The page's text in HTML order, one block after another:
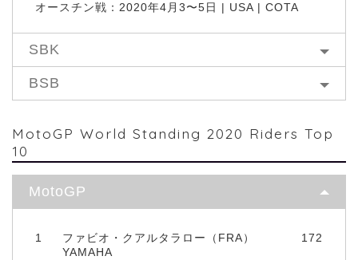
オースチン戦：2020年4月3〜5日 | USA | COTA
SBK
BSB
MotoGP World Standing 2020 Riders Top
10
MotoGP
1
ファビオ・クアルタラロー（FRA）
YAMAHA
172